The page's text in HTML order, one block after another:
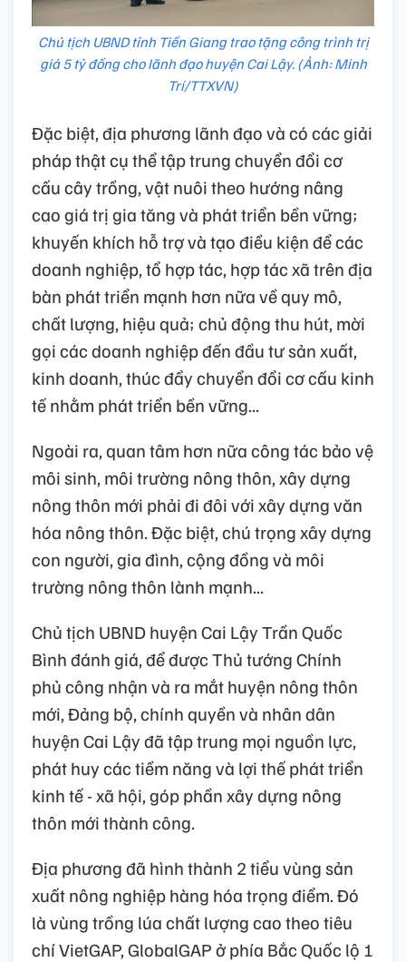
Chủ tịch UBND tỉnh Tiền Giang trao tặng công trình trị
giá 5 tỷ đồng cho lãnh đạo huyện Cai Lậy. (Ảnh: Minh
Trí/TTXVN)
Đặc biệt, địa phương lãnh đạo và có các giải
pháp thật cụ thể tập trung chuyển đổi cơ
cấu cây trồng, vật nuôi theo hướng nâng
cao giá trị gia tăng và phát triển bền vững;
khuyến khích hỗ trợ và tạo điều kiện để các
doanh nghiệp, tổ hợp tác, hợp tác xã trên địa
bàn phát triển mạnh hơn nữa về quy mô,
chất lượng, hiệu quả; chủ động thu hút, mời
gọi các doanh nghiệp đến đầu tư sản xuất,
kinh doanh, thúc đẩy chuyển đổi cơ cấu kinh
tế nhằm phát triển bền vững...
Ngoài ra, quan tâm hơn nữa công tác bảo vệ
môi sinh, môi trường nông thôn, xây dựng
nông thôn mới phải đi đôi với xây dựng văn
hóa nông thôn. Đặc biệt, chú trọng xây dựng
con người, gia đình, cộng đồng và môi
trường nông thôn lành mạnh...
Chủ tịch UBND huyện Cai Lậy Trần Quốc
Bình đánh giá, để được Thủ tướng Chính
phủ công nhận và ra mắt huyện nông thôn
mới, Đảng bộ, chính quyền và nhân dân
huyện Cai Lậy đã tập trung mọi nguồn lực,
phát huy các tiềm năng và lợi thế phát triển
kinh tế - xã hội, góp phần xây dựng nông
thôn mới thành công.
Địa phương đã hình thành 2 tiểu vùng sản
xuất nông nghiệp hàng hóa trọng điểm. Đó
là vùng trồng lúa chất lượng cao theo tiêu
chí VietGAP, GlobalGAP ở phía Bắc Quốc lộ 1